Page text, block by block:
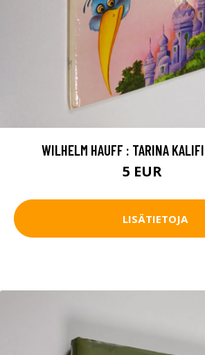
WILHELM HAUFF : TARINA
5 EUR
LISÄTIETOJA